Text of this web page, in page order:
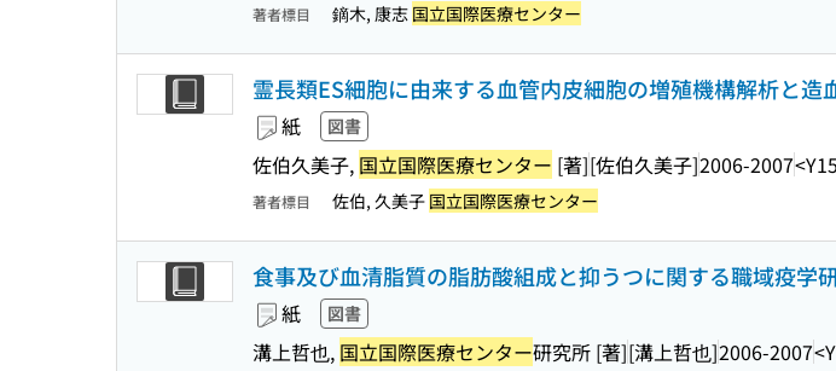
著者標目 鏑木, 康志 国立国際医療センター
霊長類ES細胞に由来する血管内皮細胞の増殖機構解析と造
紙 図書
佐伯久美子, 国立国際医療センター [著][佐伯久美子]2006-2007
著者標目 佐伯, 久美子 国立国際医療センター
食事及び血清脂質の脂肪酸組成と抑うつに関する職域疫学
紙 図書
溝上哲也, 国立国際医療センター研究所 [著][溝上哲也]2006-2007